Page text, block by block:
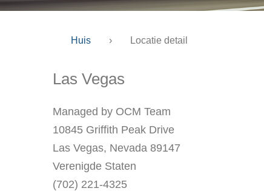
Huis › Locatie detail
Las Vegas
Managed by OCM Team
10845 Griffith Peak Drive
Las Vegas, Nevada 89147
Verenigde Staten
(702) 221-4325